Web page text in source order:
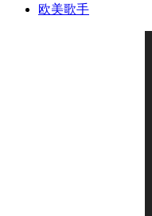
欧美歌手